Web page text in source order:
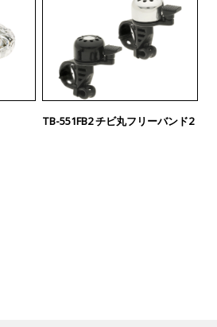
TB-551FB2 チビ丸フリーバンド2